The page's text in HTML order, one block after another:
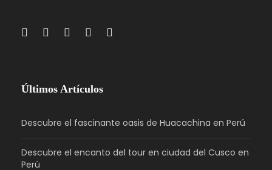
Últimos Artículos
Descubre el fascinante oasis de Huacachina en Perú
Descubre el encanto del tour en ciudad del Cusco en
Perú